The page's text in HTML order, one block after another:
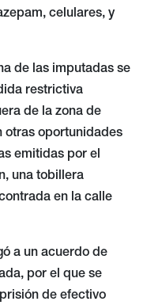
celulares, y
de las imputadas se
restrictiva
de la zona de
otras oportunidades
emitidas por el
una tobillera
en la calle
a un acuerdo de
por el que se
de efectivo